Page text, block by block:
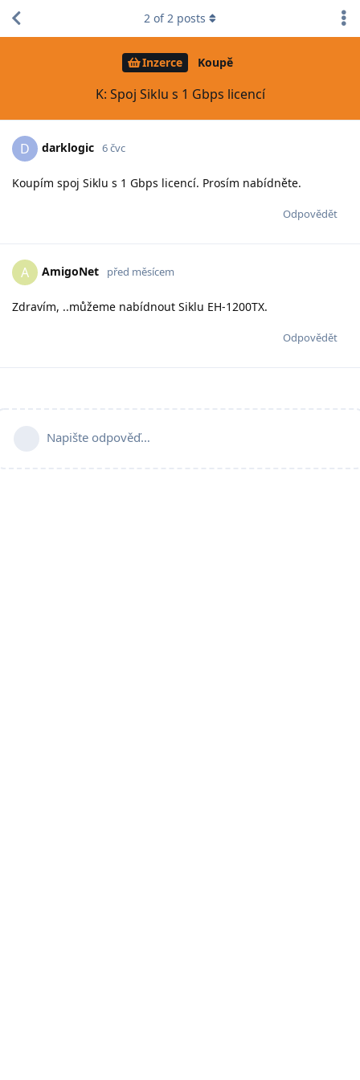
Inzerce Koupě
K: Spoj Siklu s 1 Gbps licencí
2 of2 posts
D darklogic 6 čvc
Koupím spoj Siklu s 1 Gbps licencí. Prosím nabídněte.
Odpovědět
A AmigoNet před měsícem
Zdravím, ..můžeme nabídnout Siklu EH-1200TX.
Odpovědět
Napište odpověď…